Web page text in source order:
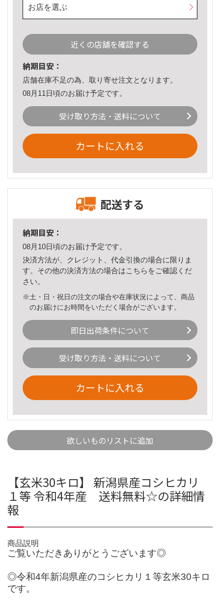
お店を選ぶ
近くの店舗を確認する
納期目安：
店舗在庫不足の為、取り寄せ注文となります。
08月11日頃のお届け予定です。
受け取り方法・送料について
カートに入れる
配送する
納期目安：
08月10日頃のお届け予定です。
決済方法が、クレジット、代金引換の場合に限りま
す。その他の決済方法の場合はこちら をご確認くだ
さい。
※土・日・祝日の注文の場合や在庫状況によって、商品
のお届けにお時間をいただく場合がございます。
即日出荷条件について
受け取り方法・送料について
カートに入れる
欲しいものリストに追加
【玄米30キロ】 新潟県産コシヒカリ
１等 令和4年産 送料無料☆の詳細情
報
商品説明
ご覧いただきありがとうございます◎
◎令和4年新潟県産のコシヒカリ１等玄米30キロ
です。